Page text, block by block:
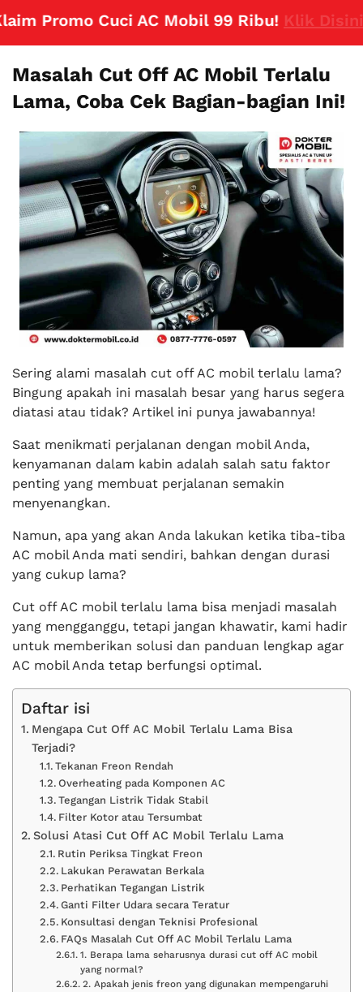
Promo Cuci AC Mobil 99 Ribu!Klik Disini
Masalah Cut Off AC Mobil Terlalu
Lama, Coba Cek Bagian-bagian Ini!
Sering alami masalah cut off AC mobil terlalu lama?
Bingung apakah ini masalah besar yang harus segera
diatasi atau tidak? Artikel ini punya jawabannya!
Saat menikmati perjalanan dengan mobil Anda,
kenyamanan dalam kabin adalah salah satu faktor
penting yang membuat perjalanan semakin
menyenangkan.
Namun, apa yang akan Anda lakukan ketika tiba-tiba
AC mobil Anda mati sendiri, bahkan dengan durasi
yang cukup lama?
Cut off AC mobil terlalu lama bisa menjadi masalah
yang mengganggu, tetapi jangan khawatir, kami hadir
untuk memberikan solusi dan panduan lengkap agar
AC mobil Anda tetap berfungsi optimal.
Daftar isi
Mengapa Cut Off AC Mobil Terlalu Lama Bisa
Terjadi?
Tekanan Freon Rendah
Overheating pada Komponen AC
Tegangan Listrik Tidak Stabil
Filter Kotor atau Tersumbat
Solusi Atasi Cut Off AC Mobil Terlalu Lama
Rutin Periksa Tingkat Freon
Lakukan Perawatan Berkala
Perhatikan Tegangan Listrik
Ganti Filter Udara secara Teratur
Konsultasi dengan Teknisi Profesional
FAQs Masalah Cut Off AC Mobil Terlalu Lama
1. Berapa lama seharusnya durasi cut off AC mobil
yang normal?
2. Apakah jenis freon yang digunakan mempengaruhi